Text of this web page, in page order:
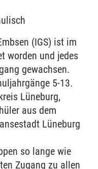
(IGS) ist im
worden und jedes
gewachsen.
5-13.
Lüneburg,
aus dem
Lüneburg
so lange wie
Zugang zu allen